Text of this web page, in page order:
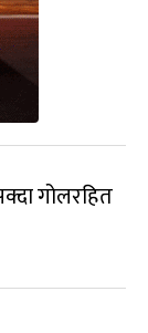
गोलरहित